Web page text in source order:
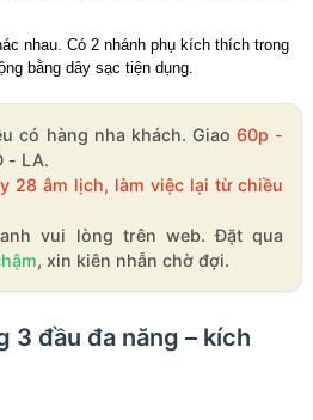
nhau. Có 2 nhánh phụ kích thích trong
bằng dây sạc tiện dụng.
có hàng nha khách. Giao 60p -
- LA.
28 âm lịch, làm việc lại từ chiều
vui lòng trên web. Đặt qua
, xin kiên nhẫn chờ đợi.
3 đầu đa năng – kích